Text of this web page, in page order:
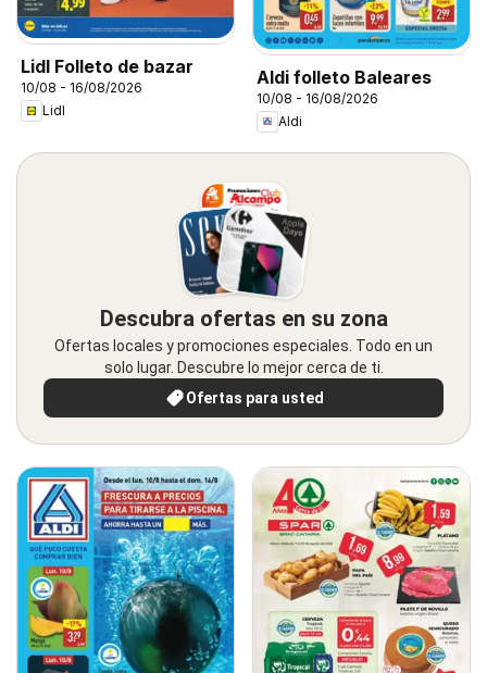
Lidl Folleto de bazar
10/08 - 16/08/2026
Lidl
Aldi folleto Baleares
10/08 - 16/08/2026
Aldi
Descubra ofertas en su zona
Ofertas locales y promociones especiales. Todo en un
solo lugar. Descubre lo mejor cerca de ti.
Ofertas para usted